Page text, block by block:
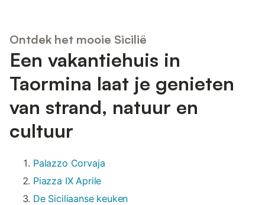
Ontdek het mooie Sicilië
Een vakantiehuis in
Taormina laat je genieten
van strand, natuur en
cultuur
Palazzo Corvaja
Piazza IX Aprile
De Siciliaanse keuken